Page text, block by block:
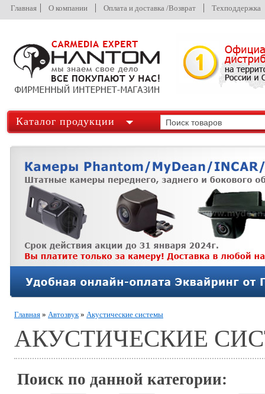
Главная О компании Оплата и доставка /Возврат Техподдержка
Каталог продукции
Главная » Автозвук» Акустические системы
АКУСТИЧЕСКИЕ
Поиск по данной категории: